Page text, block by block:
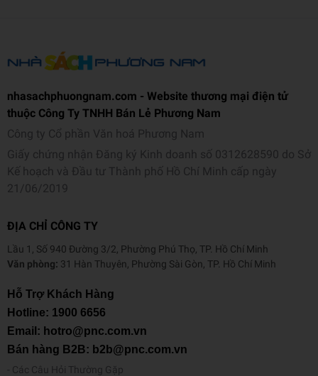
Ngôn ngữ: Tiếng Việt
Số trang: 412
Kích thước: 20.5 x 14 cm
Năm xuất bản: 2025
Nhà xuất bản: NXB Thế Giới
nhasachphuongnam.com - Website thương mại điện tử
thuộc Công Ty TNHH Bán Lẻ Phương Nam
Công ty Cổ phần Văn hoá Phương Nam
Giấy chứng nhận Đăng ký Kinh doanh số 0312628590 do Sở
Kế hoạch và Đầu tư Thành phố Hồ Chí Minh cấp ngày
21/06/2019
ĐỊA CHỈ CÔNG TY
Lầu 1, Số 940 Đường 3/2, Phường Phú Thọ, TP. Hồ Chí Minh
Văn phòng: 31 Hàn Thuyên, Phường Sài Gòn, TP. Hồ Chí Minh
Hỗ Trợ Khách Hàng
Hotline: 1900 6656
Email: hotro@pnc.com.vn
Bán hàng B2B: b2b@pnc.com.vn
Các Câu Hỏi Thường Gặp